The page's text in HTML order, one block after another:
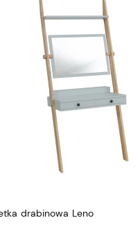
drabinowa Leno